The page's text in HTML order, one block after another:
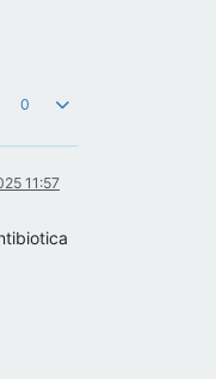
0
11:57